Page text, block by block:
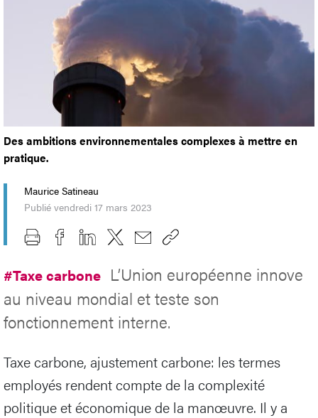
Des ambitions environnementales complexes à mettre en
pratique.
Maurice Satineau
Publié vendredi 17 mars 2023
#Taxe carbone L’Union européenne innove
au niveau mondial et teste son
fonctionnement interne.
Taxe carbone, ajustement carbone: les termes
employés rendent compte de la complexité
politique et économique de la manœuvre. Il y a